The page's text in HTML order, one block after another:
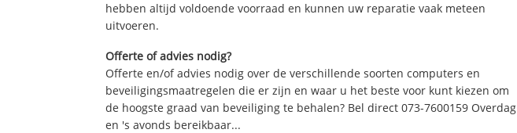
hebben altijd voldoende voorraad en kunnen uw reparatie vaak meteen
uitvoeren.
Offerte of advies nodig?
Offerte en/of advies nodig over de verschillende soorten computers en
beveiligingsmaatregelen die er zijn en waar u het beste voor kunt kiezen om
de hoogste graad van beveiliging te behalen? Bel direct 073-7600159 Overdag
en 's avonds bereikbaar...